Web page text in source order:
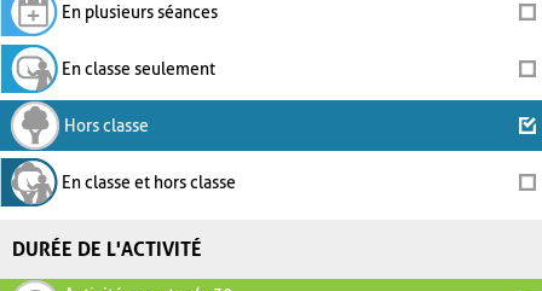
En plusieurs séances
En classe seulement
Hors classe
En classe et hors classe
DURÉE DE L'ACTIVITÉ